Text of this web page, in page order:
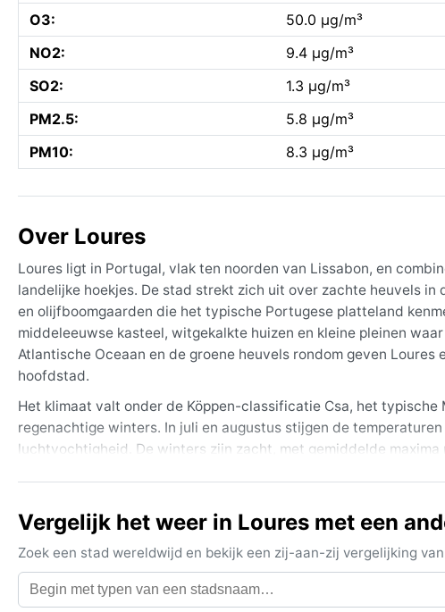
O3:
50.0 µg/m³
NO2:
9.4 µg/m³
SO2:
1.3 µg/m³
PM2.5:
5.8 µg/m³
PM10:
8.3 µg/m³
Over Loures
Loures ligt in Portugal, vlak ten noorden van Lissabon, en
landelijke hoekjes. De stad strekt zich uit over zachte heuvels
en olijfboomgaarden die het typische Portugese platteland
middeleeuwse kasteel, witgekalkte huizen en kleine pleinen
Atlantische Oceaan en de groene heuvels rondom geven
hoofdstad.
Het klimaat valt onder de Köppen-classificatie Csa, het
regenachtige winters. In juli en augustus stijgen de
luchtvochtigheid. De winters zijn zacht, met gemiddelde
luchtvochtigheid blijft in de zomer laag, maar in de winter kan het
De beste reistijd voor aangenaam weer is van maart tot mei en
comfortabel zijn en de zon mild. In de zomer kunnen
duik in het nabijgelegen zwembad geen overbodige luxe. In de
wat een bijzonder sfeerbeeld geeft. Stormen of orkanen komen
Vergelijk het weer in Loures met een
Zoek een stad wereldwijd en bekijk een zij-aan-zij vergelijking